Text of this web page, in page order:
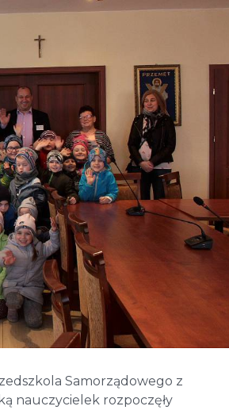
Samorządowego z
nauczycielek rozpoczęły